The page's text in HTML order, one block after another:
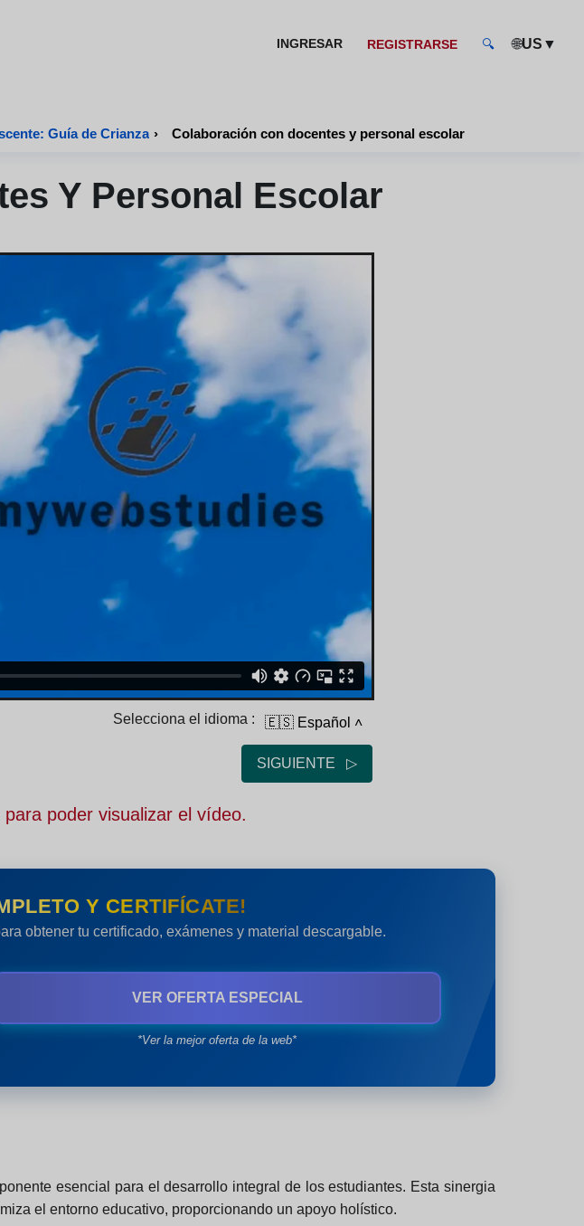
INGRESAR REGISTRARSE 🔍 🌐US ▼
Guía de Crianza › Colaboración con docentes y personal escolar
Y Personal Escolar
Selecciona el idioma : 🇪🇸 Español ˄
SIGUIENTE ▷
poder visualizar el vídeo.
Y CERTIFÍCATE!
obtener tu certificado, exámenes y material descargable.
VER OFERTA ESPECIAL
*Ver la mejor oferta de la web*
esencial para el desarrollo integral de los estudiantes. Esta sinergia
el entorno educativo, proporcionando un apoyo holístico.